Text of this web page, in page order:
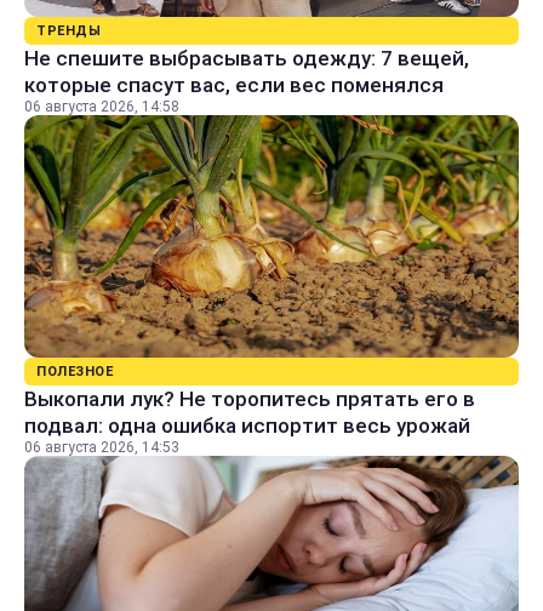
ТРЕНДЫ
Не спешите выбрасывать одежду: 7 вещей,
которые спасут вас, если вес поменялся
06 августа 2026, 14:58
ПОЛЕЗНОЕ
Выкопали лук? Не торопитесь прятать его в
подвал: одна ошибка испортит весь урожай
06 августа 2026, 14:53